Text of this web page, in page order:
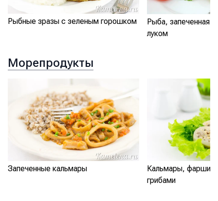
Рыбные зразы с зеленым горошком
Рыба, запеченная
луком
Морепродукты
Запеченные кальмары
Кальмары,
грибами